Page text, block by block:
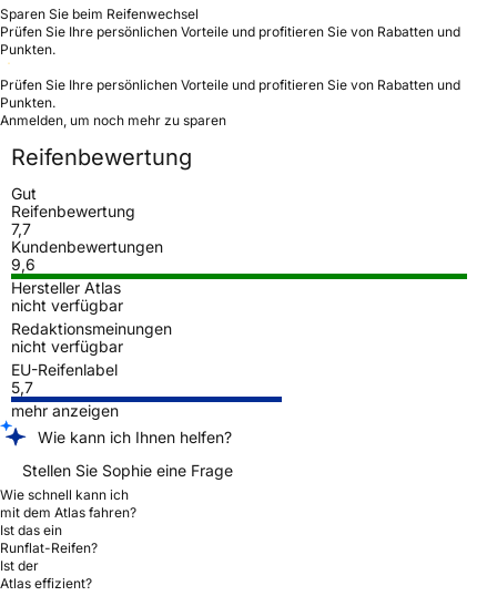
Sparen Sie beim Reifenwechsel
Prüfen Sie Ihre persönlichen Vorteile und profitieren Sie von Rabatten und
Punkten.
Prüfen Sie Ihre persönlichen Vorteile und profitieren Sie von Rabatten und
Punkten.
Anmelden, um noch mehr zu sparen
Reifenbewertung
Gut
Reifenbewertung
7,7
Kundenbewertungen
9,6
Hersteller Atlas
nicht verfügbar
Redaktionsmeinungen
nicht verfügbar
EU-Reifenlabel
5,7
mehr anzeigen
Wie kann ich Ihnen helfen?
Stellen Sie Sophie eine Frage
Wie schnell kann ich
mit dem Atlas fahren?
Ist das ein
Runflat-Reifen?
Ist der
Atlas effizient?